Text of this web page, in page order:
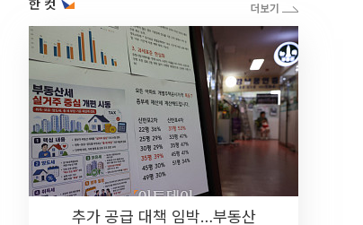
한 컷
추가 공급 대책 임박…부동산